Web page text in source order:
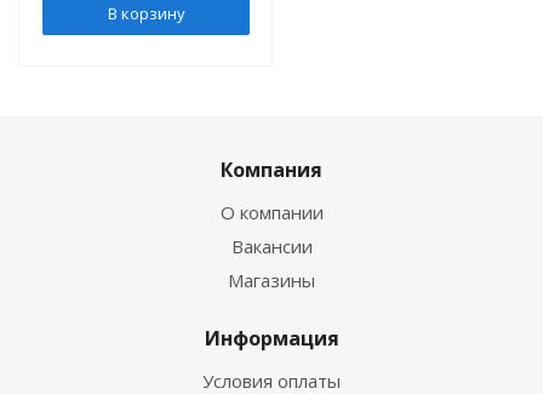
В корзину
Компания
О компании
Вакансии
Магазины
Информация
Условия оплаты